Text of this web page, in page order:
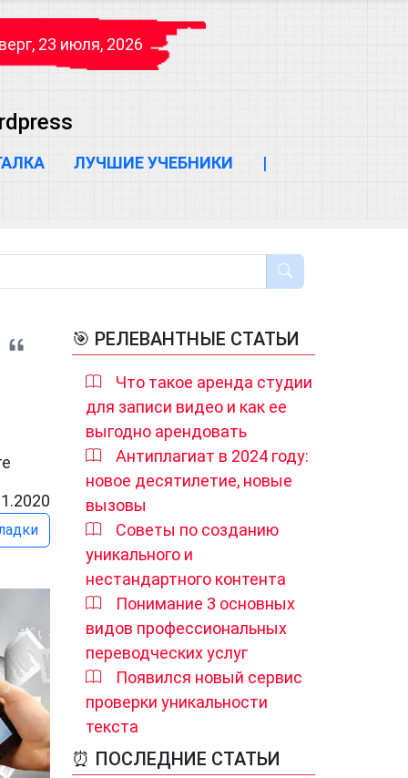
23 июля, 2026
ЛУЧШИЕ УЧЕБНИКИ |
🎯 РЕЛЕВАНТНЫЕ СТАТЬИ
Что такое аренда студии
для записи видео и как ее
выгодно арендовать
Антиплагиат в 2024 году:
новое десятилетие, новые
вызовы
Советы по созданию
уникального и
нестандартного контента
Понимание 3 основных
видов профессиональных
переводческих услуг
Появился новый сервис
проверки уникальности
текста
⏰ ПОСЛЕДНИЕ СТАТЬИ